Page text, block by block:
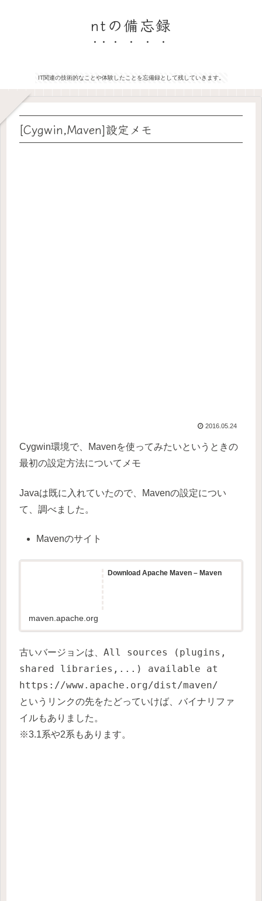
ntの備忘録
IT関連の技術的なことや体験したことを忘備録として残していきます。
[Cygwin,Maven]設定メモ
2016.05.24
Cygwin環境で、Mavenを使ってみたいというときの
最初の設定方法についてメモ
Javaは既に入れていたので、Mavenの設定につい
て、調べました。
Mavenのサイト
Download Apache Maven – Maven
maven.apache.org
古いバージョンは、 All sources (plugins,
shared libraries,...) available at
https://www.apache.org/dist/maven/
というリンクの先をたどっていけば、バイナリファ
イルもありました。
※3.1系や2系もあります。